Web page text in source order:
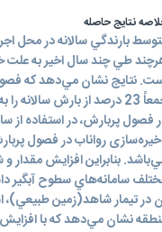
نتایج حاصله
جمعاً 23 درصد از بارش
فصول پربارش، در استفاده از
رواناب در فصول
بنابراين افزايش
سامانه‌هاي سطوح آبگير
در تيمار شاهد(زمين
نشان مي‌دهد که با